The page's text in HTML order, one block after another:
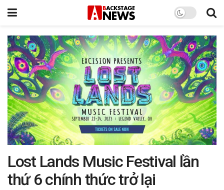
Lost Lands Music Festival lần
thứ 6 chính thức trở lại